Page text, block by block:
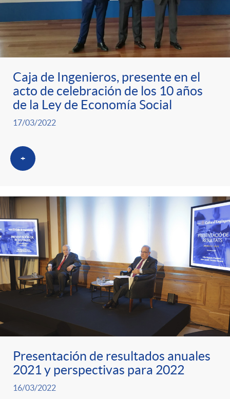
Caja de Ingenieros, presente en el
acto de celebración de los 10 años
de la Ley de Economía Social
17/03/2022
+
Presentación de resultados anuales
2021 y perspectivas para 2022
16/03/2022